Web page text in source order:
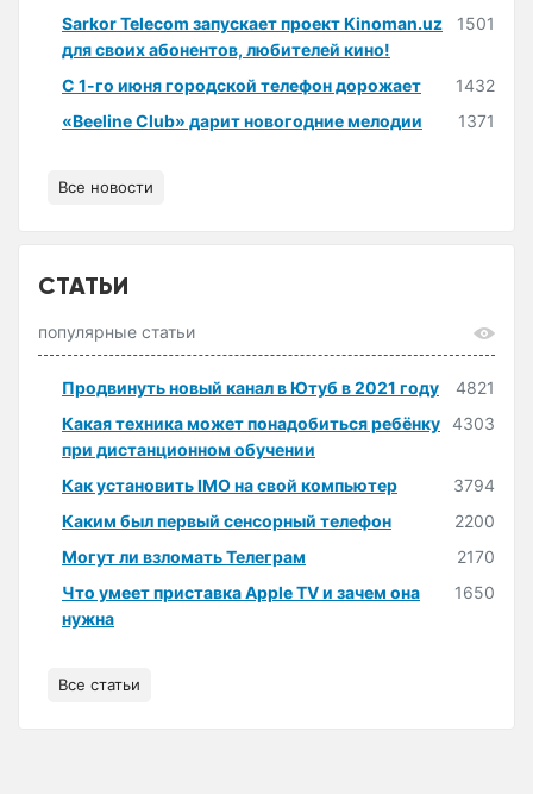
Sarkor Telecom запускает проект Kinoman.uz
для своих абонентов, любителей кино!
1501
С 1-го июня городской телефон дорожает
1432
«Beeline Club» дарит новогодние мелодии
1371
Все новости
СТАТЬИ
популярные статьи
Продвинуть новый канал в Ютуб в 2021 году
4821
Какая техника может понадобиться ребёнку
при дистанционном обучении
4303
Как установить IMO на свой компьютер
3794
Каким был первый сенсорный телефон
2200
Могут ли взломать Телеграм
2170
Что умеет приставка Apple TV и зачем она
нужна
1650
Все статьи